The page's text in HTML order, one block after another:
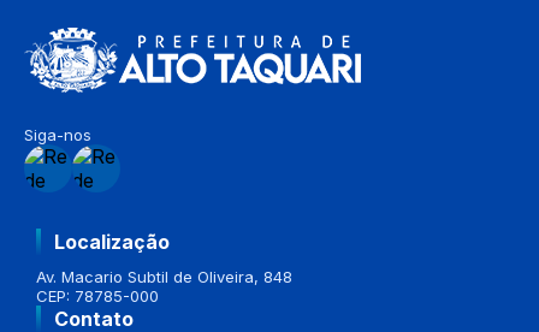
Siga-nos
Localização
Av. Macario Subtil de Oliveira, 848
CEP: 78785-000
Contato